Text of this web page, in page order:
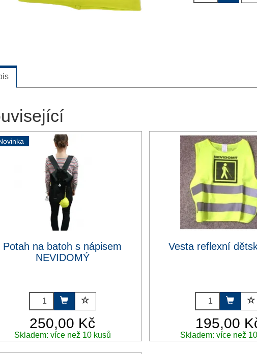
Potah na batoh s nápisem
NEVIDOMÝ
250,00 Kč
Skladem: více než 10 kusů
Vesta reflexní
195,00
Skladem: více než